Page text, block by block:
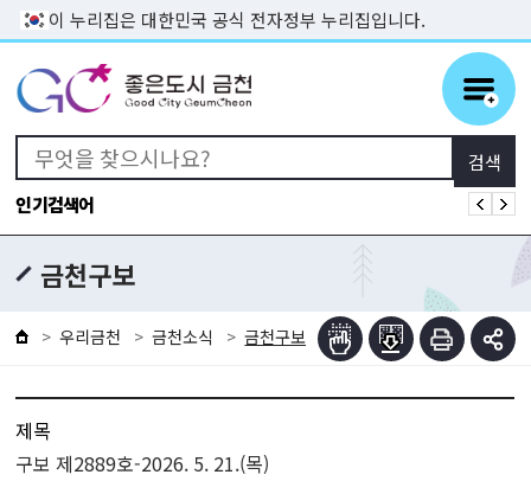
본문 바로가기
이 누리집은 대한민국 공식 전자정부 누리집입니다.
인기검색어
금천구보
우리금천 금천소식 금천구보
제목
구보 제2889호-2026. 5. 21.(목)